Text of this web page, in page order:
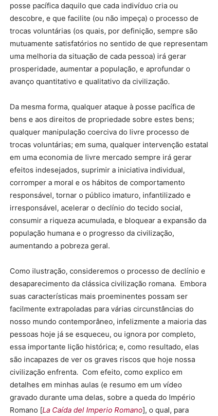
posse pacífica daquilo que cada indivíduo cria ou
descobre, e que facilite (ou não impeça) o processo de
trocas voluntárias (os quais, por definição, sempre são
mutuamente satisfatórios no sentido de que representam
uma melhoria da situação de cada pessoa) irá gerar
prosperidade, aumentar a população, e aprofundar o
avanço quantitativo e qualitativo da civilização.
Da mesma forma, qualquer ataque à posse pacífica de
bens e aos direitos de propriedade sobre estes bens;
qualquer manipulação coerciva do livre processo de
trocas voluntárias; em suma, qualquer intervenção estatal
em uma economia de livre mercado sempre irá gerar
efeitos indesejados, suprimir a iniciativa individual,
corromper a moral e os hábitos de comportamento
responsável, tornar o público imaturo, infantilizado e
irresponsável, acelerar o declínio do tecido social,
consumir a riqueza acumulada, e bloquear a expansão da
população humana e o progresso da civilização,
aumentando a pobreza geral.
Como ilustração, consideremos o processo de declínio e
desaparecimento da clássica civilização romana. Embora
suas características mais proeminentes possam ser
facilmente extrapoladas para várias circunstâncias do
nosso mundo contemporâneo, infelizmente a maioria das
pessoas hoje já se esqueceu, ou ignora por completo,
essa importante lição histórica; e, como resultado, elas
são incapazes de ver os graves riscos que hoje nossa
civilização enfrenta. Com efeito, como explico em
detalhes em minhas aulas (e resumo em um vídeo
gravado durante uma delas, sobre a queda do Império
Romano [La Caída del Imperio Romano], o qual, para